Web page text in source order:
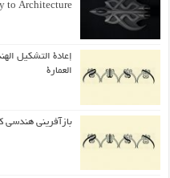
to Architecture
إعادة التشكيل
العمارة
بازآفرینی هندسی